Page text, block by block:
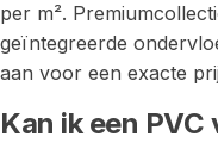
per m².
geïntegreerde
aan voor een exacte
Kan ik een